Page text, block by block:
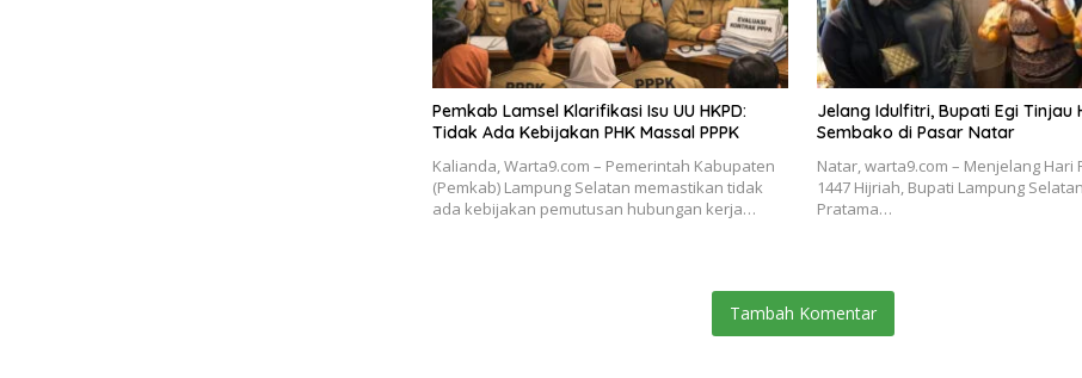
Pemkab Lamsel Klarifikasi Isu UU HKPD:
Tidak Ada Kebijakan PHK Massal PPPK
Kalianda, Warta9.com – Pemerintah Kabupaten
(Pemkab) Lampung Selatan memastikan tidak
ada kebijakan pemutusan hubungan kerja…
Jelang Idulfitri, Bupati Egi Tinjau
Sembako di Pasar Natar
Natar, warta9.com – Menjelang Hari
1447 Hijriah, Bupati Lampung
Pratama…
Tambah Komentar